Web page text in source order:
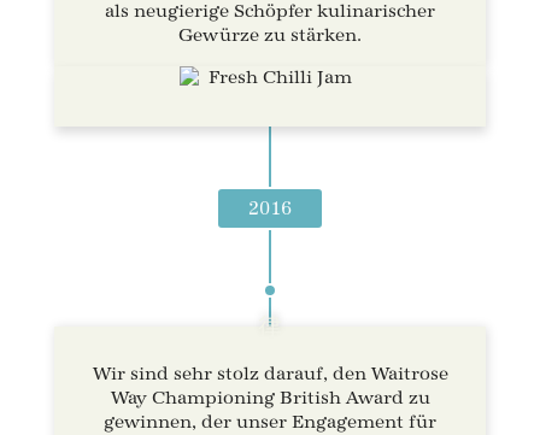
als neugierige Schöpfer kulinarischer
Gewürze zu stärken.
2016
Wir sind sehr stolz darauf, den Waitrose
Way Championing British Award zu
gewinnen, der unser Engagement für